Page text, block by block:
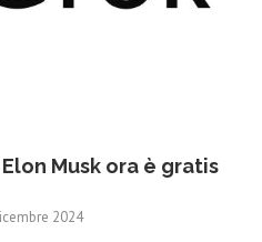
Musk ora è gratis
2024